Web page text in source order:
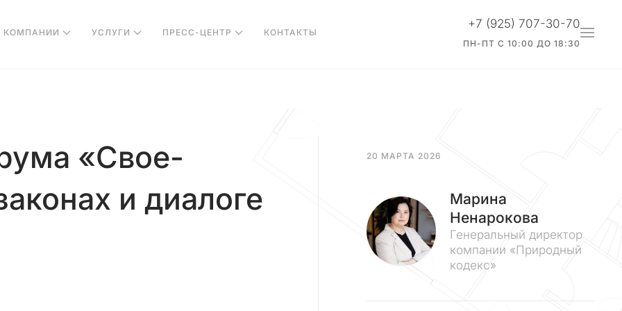
КОМПАНИИ УСЛУГИ ПРЕСС-ЦЕНТР КОНТАКТЫ
+7 (925) 707-30-70
ПН-ПТ С 10:00 ДО 18:30
«Свое-
и диалоге
20 МАРТА 2026
Марина
Ненарокова
Генеральный директор
компании «Природный
кодекс»